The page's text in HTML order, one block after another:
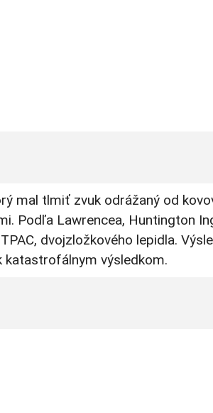
mal tlmiť zvuk odrážaný od
Podľa Lawrencea, Huntington
dvojzložkového lepidla.
katastrofálnym výsledkom.